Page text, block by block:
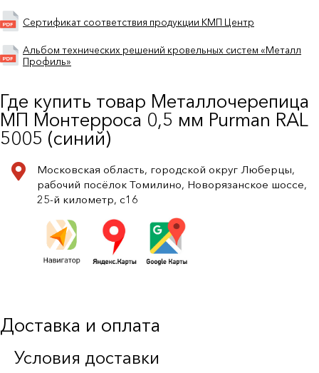
Сертификат соответствия продукции КМП Центр
Альбом технических решений кровельных систем «Металл
Профиль»
Где купить товар Металлочерепица
МП Монтерроса 0,5 мм Purman RAL
5005 (синий)
Московская область, городской округ Люберцы,
рабочий посёлок Томилино, Новорязанское шоссе,
25-й километр, с16
Доставка и оплата
Условия доставки